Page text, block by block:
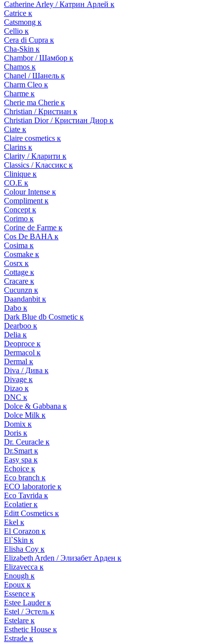
Catherine Arley / Катрин Арлей к
Catrice к
Catsmong к
Cellio к
Cera di Cupra к
Cha-Skin к
Chambor / Шамбор к
Chamos к
Chanel / Шанель к
Charm Cleo к
Charme к
Cherie ma Cherie к
Christian / Кристиан к
Christian Dior / Кристиан Диор к
Ciate к
Claire cosmetics к
Clarins к
Clarity / Кларити к
Classics / Классикс к
Clinique к
CO.E к
Colour Intense к
Compliment к
Concept к
Corimo к
Corine de Farme к
Cos De BAHA к
Cosima к
Cosmake к
Cosrx к
Cottage к
Cracare к
Cucunzn к
Daandanbit к
Dabo к
Dark Blue db Cosmetic к
Dearboo к
Delia к
Deoproce к
Dermacol к
Dermal к
Diva / Дива к
Divage к
Dizao к
DNC к
Dolce & Gabbana к
Dolce Milk к
Domix к
Doris к
Dr. Ceuracle к
Dr.Smart к
Easy spa к
Echoice к
Eco branch к
ECO laboratorie к
Eco Tavrida к
Ecolatier к
Editt Cosmetics к
Ekel к
El Corazon к
El`Skin к
Elisha Coy к
Elizabeth Arden / Элизабет Арден к
Elizavecca к
Enough к
Epoux к
Essence к
Estee Lauder к
Estel / Эстель к
Estelare к
Esthetic House к
Estrade к